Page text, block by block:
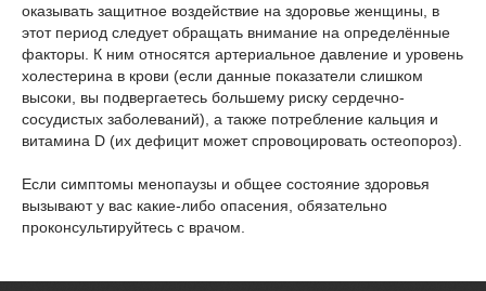
оказывать защитное воздействие на здоровье женщины, в
этот период следует обращать внимание на определённые
факторы. К ним относятся артериальное давление и уровень
холестерина в крови (если данные показатели слишком
высоки, вы подвергаетесь большему риску сердечно-
сосудистых заболеваний), а также потребление кальция и
витамина D (их дефицит может спровоцировать остеопороз).
Если симптомы менопаузы и общее состояние здоровья
вызывают у вас какие-либо опасения, обязательно
проконсультируйтесь с врачом.